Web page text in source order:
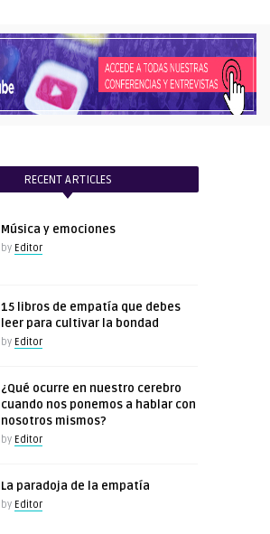
RECENT ARTICLES
Música y emociones
by Editor
15 libros de empatía que debes
leer para cultivar la bondad
by Editor
¿Qué ocurre en nuestro cerebro
cuando nos ponemos a hablar con
nosotros mismos?
by Editor
La paradoja de la empatía
by Editor